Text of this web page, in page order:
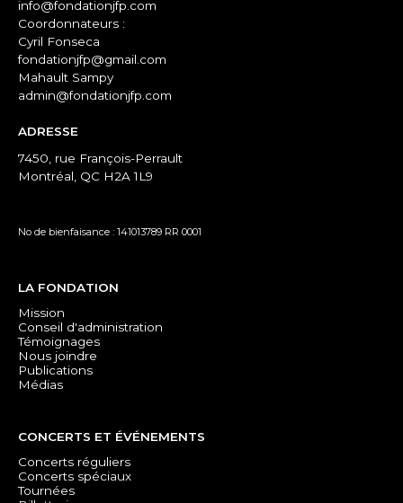
info@fondationjfp.com
Coordonnateurs :
Cyril Fonseca
fondationjfp@gmail.com
Mahault Sampy
admin@fondationjfp.com
ADRESSE
7450, rue François-Perrault
Montréal, QC H2A 1L9
No de bienfaisance : 141013789 RR 0001
LA FONDATION
Mission
Conseil d'administration
Témoignages
Nous joindre
Publications
Médias
CONCERTS ET ÉVÉNEMENTS
Concerts réguliers
Concerts spéciaux
Tournées